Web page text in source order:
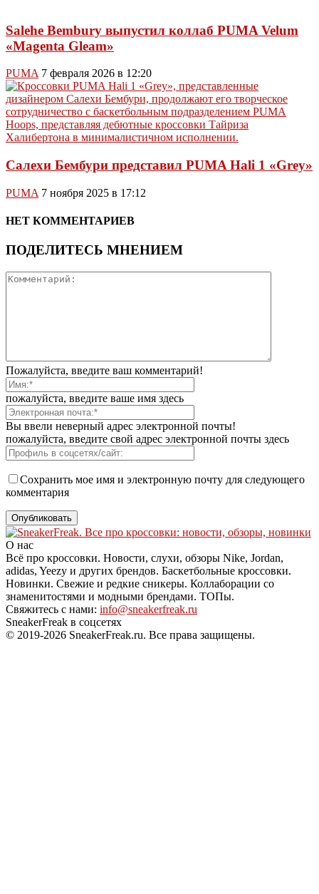
Salehe Bembury выпустил коллаб PUMA Velum
«Magenta Gleam»
PUMA 7 февраля 2026 в 12:20
Салехи Бембури представил PUMA Hali 1 «Grey»
PUMA 7 ноября 2025 в 17:12
НЕТ КОММЕНТАРИЕВ
ПОДЕЛИТЕСЬ МНЕНИЕМ
Пожалуйста, введите ваш комментарий!
пожалуйста, введите ваше имя здесь
Вы ввели неверный адрес электронной почты!
пожалуйста, введите свой адрес электронной почты здесь
Сохранить мое имя и электронную почту для следующего
комментария
О нас
Всё про кроссовки. Новости, слухи, обзоры Nike, Jordan,
adidas, Yeezy и других брендов. Баскетбольные кроссовки.
Новинки. Свежие и редкие сникеры. Коллаборации со
знаменитостями и модными брендами. ТОПы.
Свяжитесь с нами: info@sneakerfreak.ru
SneakerFreak в соцсетях
© 2019-2026 SneakerFreak.ru. Все права защищены.